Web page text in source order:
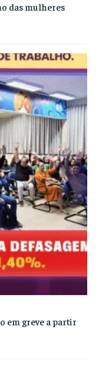
das mulheres
em greve a partir